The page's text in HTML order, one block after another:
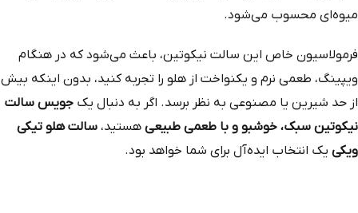
میوه‌ای محسوب می‌شود.
فرمولاسیون خاص این سالت نیکوتین، باعث می‌شود که در هنگام
ویپینگ، طعمی نرم و یکنواخت از هلو را تجربه کنید، بدون اینکه بیش
از حد شیرین یا مصنوعی به نظر برسد. اگر به دنبال یک جویس سالت
نیکوتین سبک، خوشبو و با طعمی طبیعی هستید، سالت هلو تیکی
ویکی یک انتخاب ایده‌آل برای شما خواهد بود.